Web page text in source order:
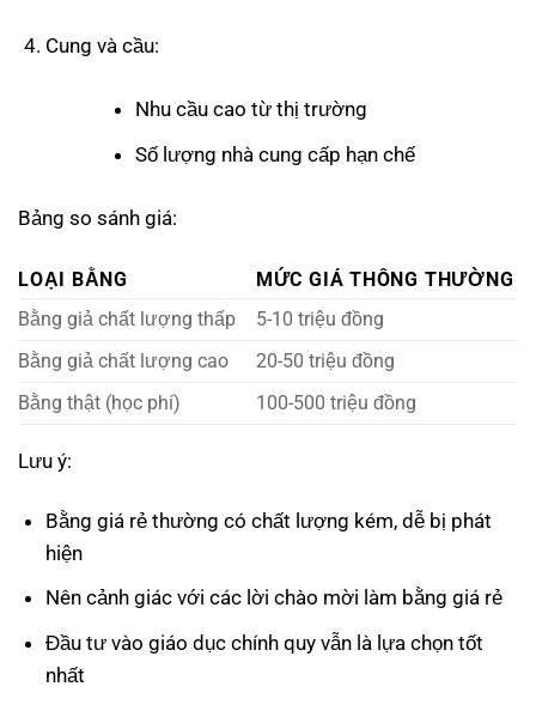
Cung và cầu:
Nhu cầu cao từ thị trường
Số lượng nhà cung cấp hạn chế
Bảng so sánh giá:
LOẠI BẰNG
MỨC GIÁ THÔNG THƯỜNG
Bằng giả chất lượng thấp
5-10 triệu đồng
Bằng giả chất lượng cao
20-50 triệu đồng
Bằng thật (học phí)
100-500 triệu đồng
Lưu ý:
Bằng giá rẻ thường có chất lượng kém, dễ bị phát
hiện
Nên cảnh giác với các lời chào mời làm bằng giá rẻ
Đầu tư vào giáo dục chính quy vẫn là lựa chọn tốt
nhất